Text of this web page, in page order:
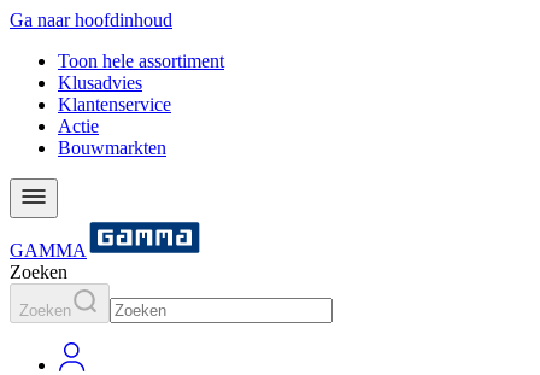
Ga naar hoofdinhoud
Toon hele assortiment
Klusadvies
Klantenservice
Actie
Bouwmarkten
GAMMA
Zoeken
Zoeken